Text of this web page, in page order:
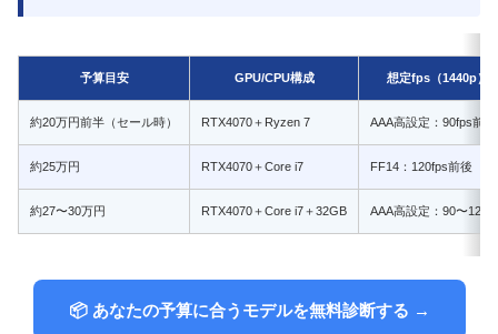
予算目安 GPU/CPU構成 想定fps（1440p）
約20万円前半（セール時） RTX4070＋Ryzen 7 AAA高設定：90fps前後
約25万円 RTX4070＋Core i7 FF14：120fps前後
約27〜30万円 RTX4070＋Core i7＋32GB AAA高設定：90〜
📦 あなたの予算に合うモデルを無料診断する →